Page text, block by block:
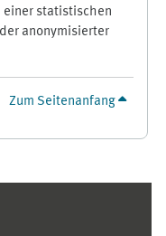
einer statistischen
anonymisierter
Zum Seitenanfang